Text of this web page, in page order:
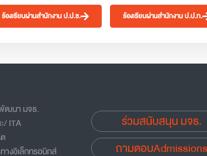
ร้องเรียนผ่านสำนักงาน ป.ป.ช. ร้องเรียนผ่านสำนักงาน ป.ป.ท.
ฒนา มจธ.
/ ITA
างอิเล็กทรอนิกส์
ร่วมสนับสนุน มจธ.
ถามตอบAdmissions